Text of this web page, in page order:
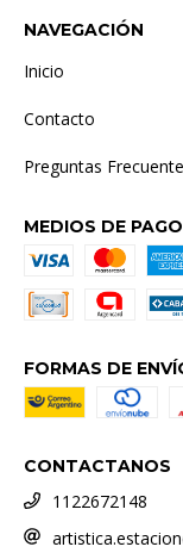
NAVEGACIÓN
Inicio
Contacto
Preguntas
MEDIOS DE PAGO
FORMAS DE
CONTACTANOS
1122672148